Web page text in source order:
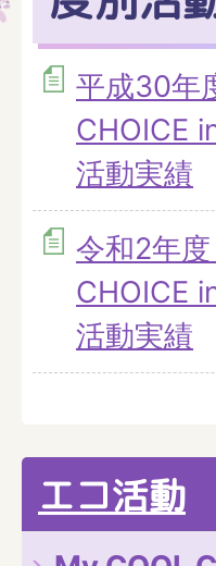
平成30年
CHOICE
活動実績
令和2年
CHOICE
活動実績
エコ活動